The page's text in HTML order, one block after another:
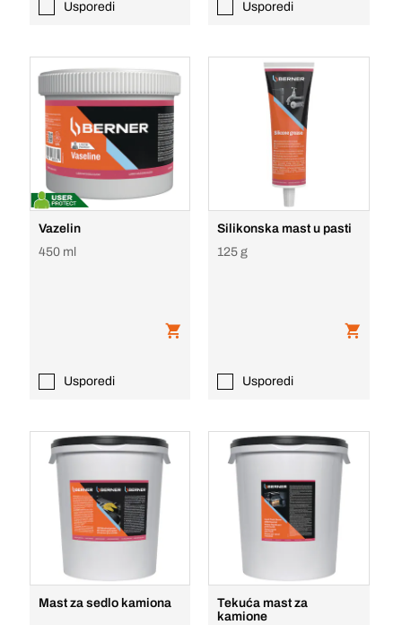
Usporedi Usporedi
Vazelin
450 ml
Usporedi
Silikonska mast u pasti
125 g
Usporedi
Mast za sedlo kamiona
Tekuća mast za
kamione